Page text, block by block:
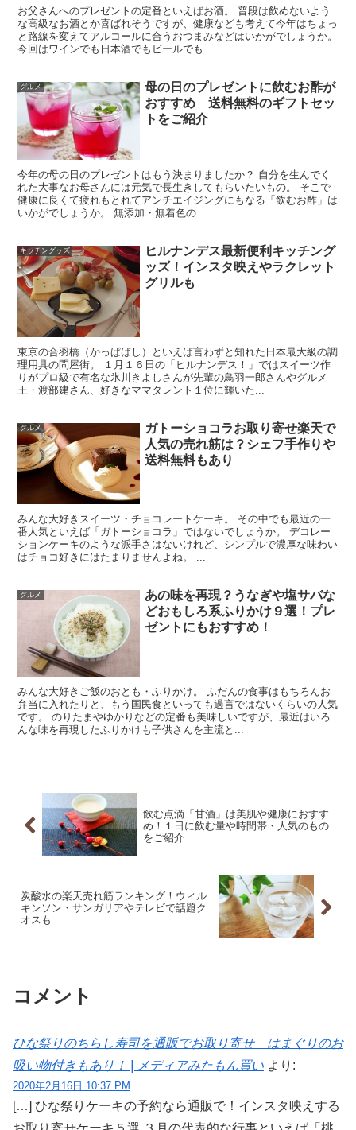
お父さんへのプレゼントの定番といえばお酒。 普段は飲めないよう
な高級なお酒とか喜ばれそうですが、健康なども考えて今年はちょっ
と路線を変えてアルコールに合うおつまみなどはいかがでしょうか。
今回はワインでも日本酒でもビールでも...
グルメ
母の日のプレゼントに飲むお酢が
おすすめ 送料無料のギフトセッ
トをご紹介
今年の母の日のプレゼントはもう決まりましたか？ 自分を生んでく
れた大事なお母さんには元気で長生きしてもらいたいもの。 そこで
健康に良くて疲れもとれてアンチエイジングにもなる「飲むお酢」は
いかがでしょうか。 無添加・無着色の...
キッチングッズ
ヒルナンデス最新便利キッチング
ッズ！インスタ映えやラクレット
グリルも
東京の合羽橋（かっぱばし）といえば言わずと知れた日本最大級の調
理用具の問屋街。 １月１６日の「ヒルナンデス！」ではスイーツ作
りがプロ級で有名な氷川きよしさんが先輩の鳥羽一郎さんやグルメ
王・渡部建さん、好きなママタレント１位に輝いた...
グルメ
ガトーショコラお取り寄せ楽天で
人気の売れ筋は？シェフ手作りや
送料無料もあり
みんな大好きスイーツ・チョコレートケーキ。 その中でも最近の一
番人気といえば「ガトーショコラ」ではないでしょうか。 デコレー
ションケーキのような派手さはないけれど、シンプルで濃厚な味わい
はチョコ好きにはたまりませんよね。 ...
グルメ
あの味を再現？うなぎや塩サバな
どおもしろ系ふりかけ９選！プレ
ゼントにもおすすめ！
みんな大好きご飯のおとも・ふりかけ。 ふだんの食事はもちろんお
弁当に入れたりと、もう国民食といっても過言ではないくらいの人気
です。 のりたまやゆかりなどの定番も美味しいですが、最近はいろ
んな味を再現したふりかけも子供さんを主流と...
飲む点滴「甘酒」は美肌や健康におすす
め！１日に飲む量や時間帯・人気のもの
をご紹介
炭酸水の楽天売れ筋ランキング！ウィル
キンソン・サンガリアやテレビで話題ク
オスも
コメント
ひな祭りのちらし寿司を通販でお取り寄せ はまぐりのお
吸い物付きもあり！ | メディアみたもん買い より:
2020年2月16日 10:37 PM
[…] ひな祭りケーキの予約なら通販で！インスタ映えする